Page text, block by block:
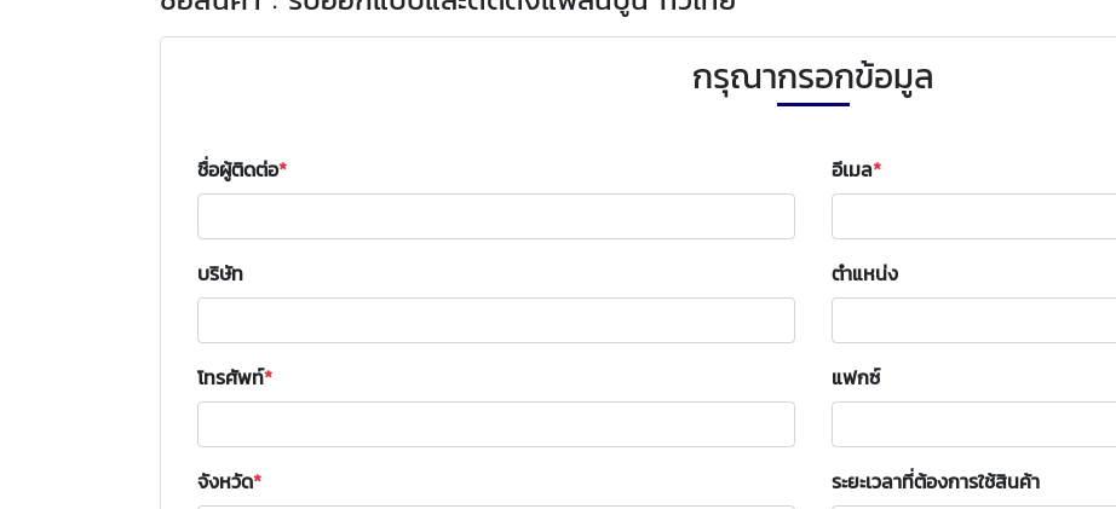
กรุณากรอกข้อมูล
ชื่อผู้ติดต่อ อีเมล
บริษัท ตำแหน่ง
โทรศัพท์ แฟกซ์
จังหวัด ระยะเวลาที่ต้องการใช้สินค้า